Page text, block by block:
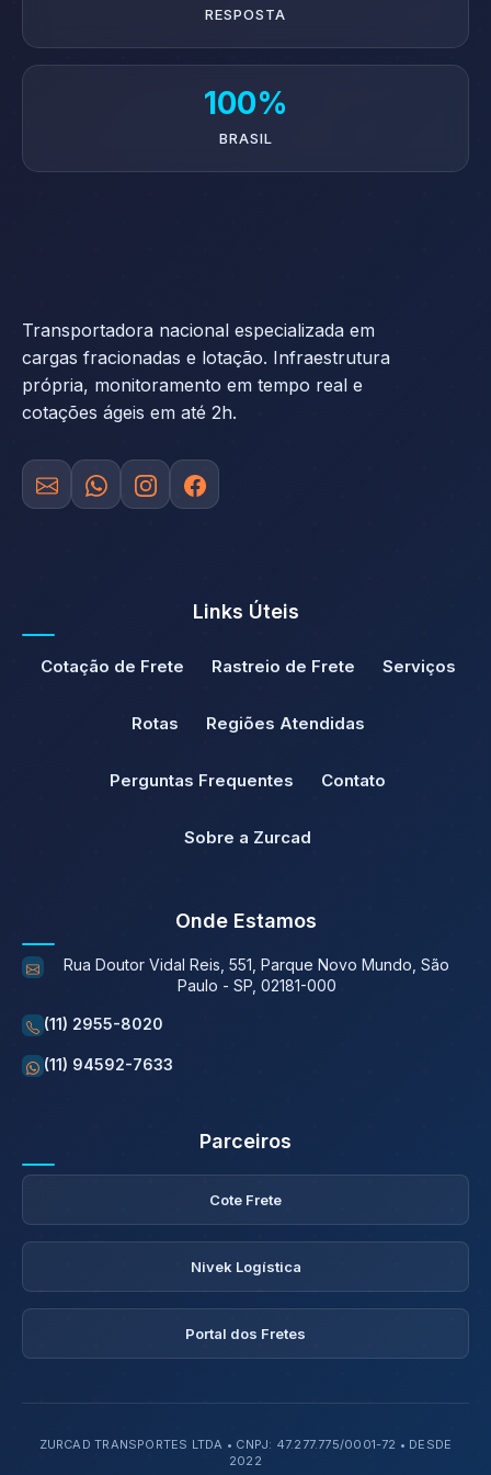
RESPOSTA
100%
BRASIL
Transportadora nacional especializada em
cargas fracionadas e lotação. Infraestrutura
própria, monitoramento em tempo real e
cotações ágeis em até 2h.
Links Úteis
Cotação de Frete Rastreio de Frete Serviços
Rotas Regiões Atendidas
Perguntas Frequentes Contato
Sobre a Zurcad
Onde Estamos
Rua Doutor Vidal Reis, 551, Parque Novo Mundo, São
Paulo - SP, 02181-000
(11) 2955-8020
(11) 94592-7633
Parceiros
Cote Frete
Nivek Logística
Portal dos Fretes
ZURCAD TRANSPORTES LTDA • CNPJ: 47.277.775/0001-72 • DESDE
2022